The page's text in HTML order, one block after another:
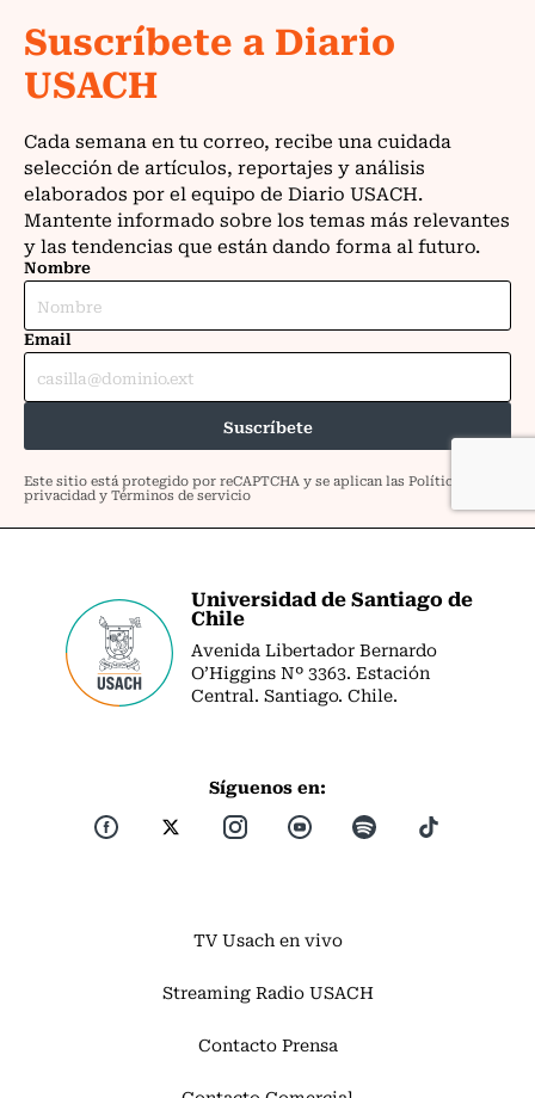
Universidad de Santiago de
Chile
Avenida Libertador Bernardo
O’Higgins Nº 3363. Estación
Central. Santiago. Chile.
Síguenos en:
TV Usach en vivo
Streaming Radio USACH
Contacto Prensa